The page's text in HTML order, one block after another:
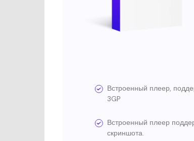
Встроенный плеер,
3GP
Встроенный плеер
скриншота.